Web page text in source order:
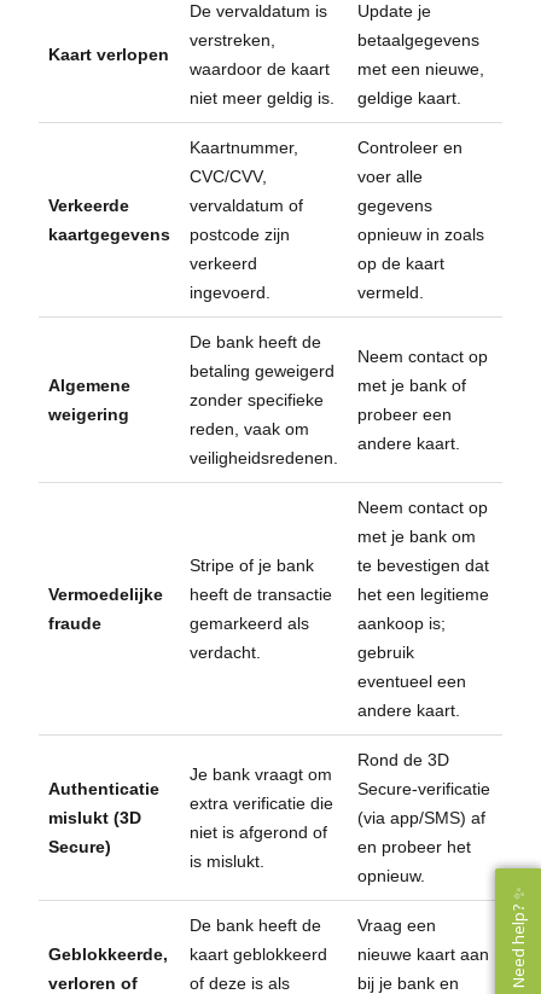
Kaart verlopen
De vervaldatum is
verstreken,
waardoor de kaart
niet meer geldig is.
Update je
betaalgegevens
met een nieuwe,
geldige kaart.
Verkeerde
kaartgegevens
Kaartnummer,
CVC/CVV,
vervaldatum of
postcode zijn
verkeerd
ingevoerd.
Controleer en
voer alle
gegevens
opnieuw in zoals
op de kaart
vermeld.
Algemene
weigering
De bank heeft de
betaling geweigerd
zonder specifieke
reden, vaak om
veiligheidsredenen.
Neem contact op
met je bank of
probeer een
andere kaart.
Vermoedelijke
fraude
Stripe of je bank
heeft de transactie
gemarkeerd als
verdacht.
Neem contact op
met je bank om
te bevestigen dat
het een legitieme
aankoop is;
gebruik
eventueel een
andere kaart.
Authenticatie
mislukt (3D
Secure)
Je bank vraagt om
extra verificatie die
niet is afgerond of
is mislukt.
Rond de 3D
Secure-verificatie
(via app/SMS) af
en probeer het
opnieuw.
Geblokkeerde,
verloren of
De bank heeft de
kaart geblokkeerd
of deze is als
Vraag een
nieuwe kaart aan
bij je bank en
Need help? ✨
Need help? ✨